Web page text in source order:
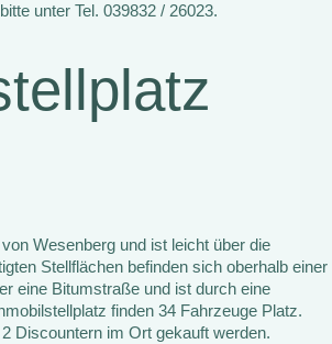
unter Tel. 039832 / 26023.
Wesenberg und ist leicht über die
Stellflächen befinden sich oberhalb einer
eine Bitumstraße und ist durch eine
finden 34 Fahrzeuge Platz.
Discountern im Ort gekauft werden.